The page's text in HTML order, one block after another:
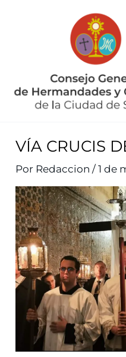
VÍA CRUCIS
Por Redaccion/1 de